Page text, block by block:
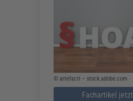
© artefacti – stock.adobe.com
Fachartikel jetzt